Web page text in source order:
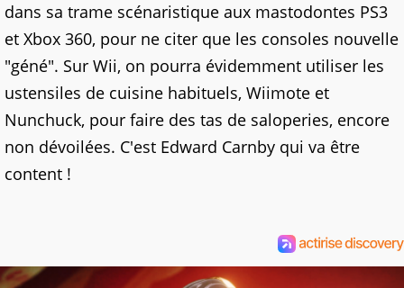
dans sa trame scénaristique aux mastodontes PS3
et Xbox 360, pour ne citer que les consoles nouvelle
"géné". Sur Wii, on pourra évidemment utiliser les
ustensiles de cuisine habituels, Wiimote et
Nunchuck, pour faire des tas de saloperies, encore
non dévoilées. C'est Edward Carnby qui va être
content !